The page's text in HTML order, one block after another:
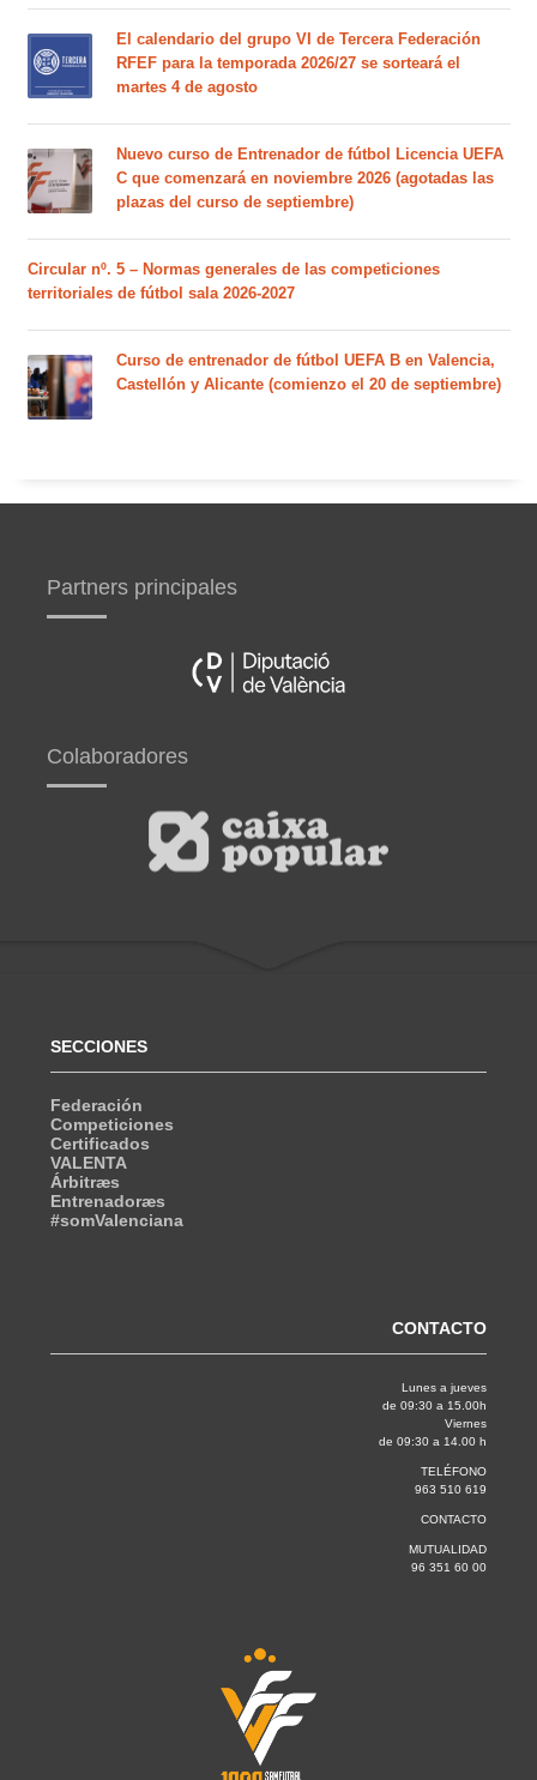
El calendario del grupo VI de Tercera Federación
RFEF para la temporada 2026/27 se sorteará el
martes 4 de agosto
Nuevo curso de Entrenador de fútbol Licencia UEFA
C que comenzará en noviembre 2026 (agotadas las
plazas del curso de septiembre)
Circular nº. 5 – Normas generales de las competiciones
territoriales de fútbol sala 2026-2027
Curso de entrenador de fútbol UEFA B en Valencia,
Castellón y Alicante (comienzo el 20 de septiembre)
Partners principales
Colaboradores
SECCIONES
Federación
Competiciones
Certificados
VALENTA
Árbitræs
Entrenadoræs
#somValenciana
CONTACTO
Lunes a jueves
de 09:30 a 15.00h
Viernes
de 09:30 a 14.00 h
TELÉFONO
963 510 619
CONTACTO
MUTUALIDAD
96 351 60 00